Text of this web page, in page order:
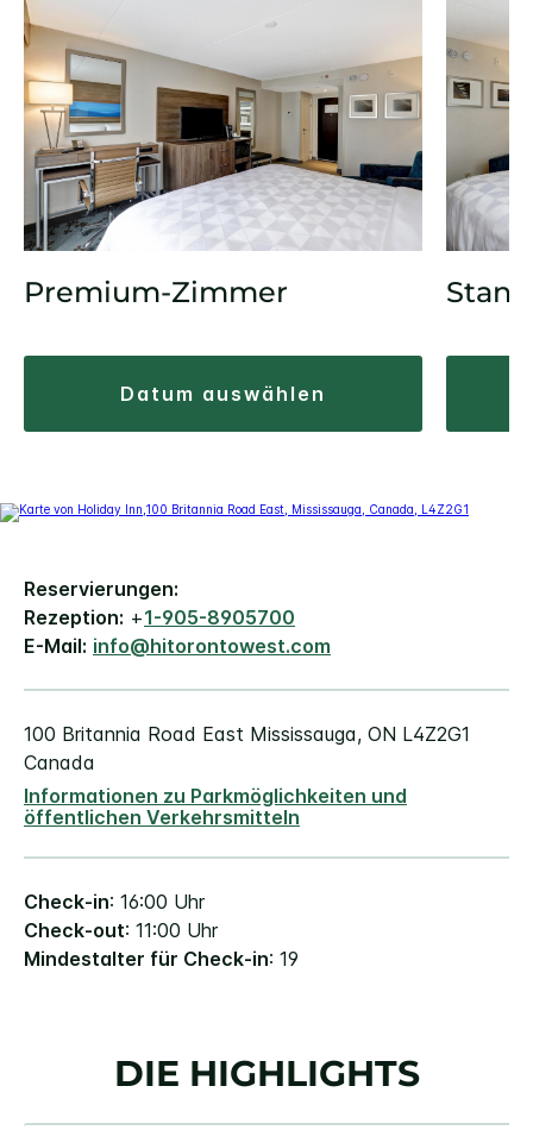
Premium-Zimmer
datum auswählen
Reservierungen:
Rezeption: +1-905-8905700
E-Mail: info@hitorontowest.com
100 Britannia Road East Mississauga, ON L4Z2G1
Canada
Informationen zu Parkmöglichkeiten und
öffentlichen Verkehrsmitteln
Check-in: 16:00 Uhr
Check-out: 11:00 Uhr
Mindestalter für Check-in: 19
DIE HIGHLIGHTS